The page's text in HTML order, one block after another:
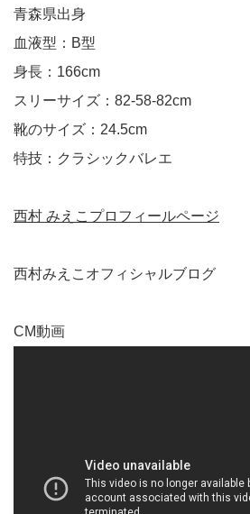
青森県出身
血液型：B型
身長：166cm
スリーサイズ：82-58-82cm
靴のサイズ：24.5cm
特技：クラシックバレエ
西村 みえこプロフィールページ
西村みえこオフィシャルブログ
CM動画